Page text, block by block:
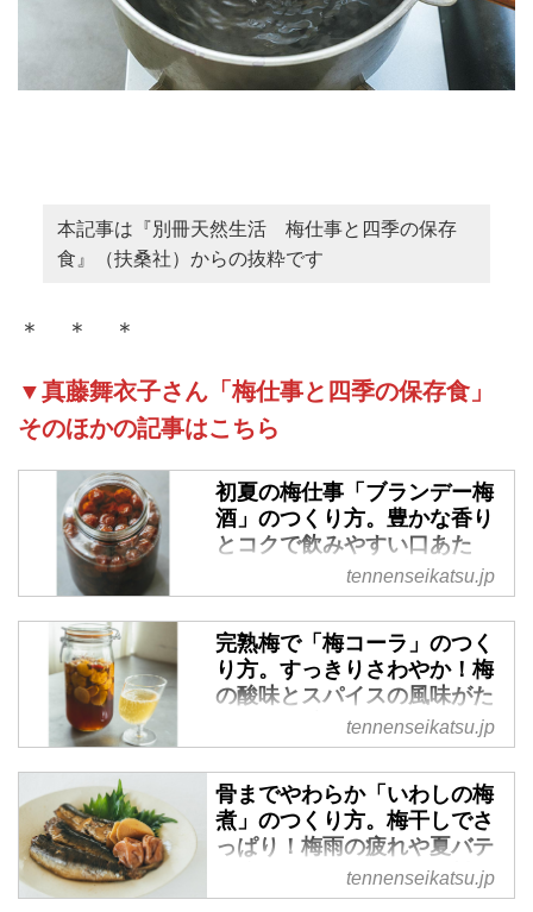
本記事は『別冊天然生活 梅仕事と四季の保存
食』（扶桑社）からの抜粋です
＊ ＊ ＊
▼真藤舞衣子さん「梅仕事と四季の保存食」
そのほかの記事はこちら
初夏の梅仕事「ブランデー梅
酒」のつくり方。豊かな香り
とコクで飲みやすい口あた
り。ロックやソーダで割って
もおすすめ／料理家・真藤舞
衣子さん - 天然生活web
料理家の真藤舞衣子さんに、「ブ
ランデー梅酒」のつくり方を教え
ていただきました。梅酒をブラン
デーでつくることで、飲みやすい
口あたりに仕上がります。ロック
でも、ソーダで割ってもおいし
く、お菓子づくりの隠し味にする
のもおすすめです。 （『別冊天
然生活 梅仕事と四季の保存食』
tennenseikatsu.jp
完熟梅で「梅コーラ」のつく
り方。すっきりさわやか！梅
の酸味とスパイスの風味がた
まらない“初夏におすすめ”の
梅仕事／料理家・真藤舞衣子
さん - 天然生活web
料理家の真藤舞衣子さんに、「梅
コーラ」のつくり方を教えていた
だきました。完熟梅にシナモンや
カルダモンなどを合わせた、スパ
tennenseikatsu.jp
骨までやわらか「いわしの梅
煮」のつくり方。梅干しでさ
っぱり！梅雨の疲れや夏バテ
予防にもうれしい一品／料理
家・真藤舞衣子さん - 天然生
tennenseikatsu.jp